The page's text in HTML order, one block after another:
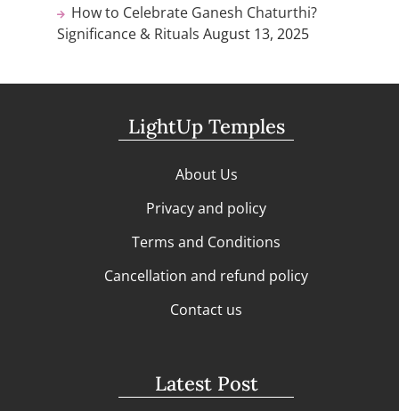
How to Celebrate Ganesh Chaturthi?
Significance & Rituals August 13, 2025
LightUp Temples
About Us
Privacy and policy
Terms and Conditions
Cancellation and refund policy
Contact us
Latest Post